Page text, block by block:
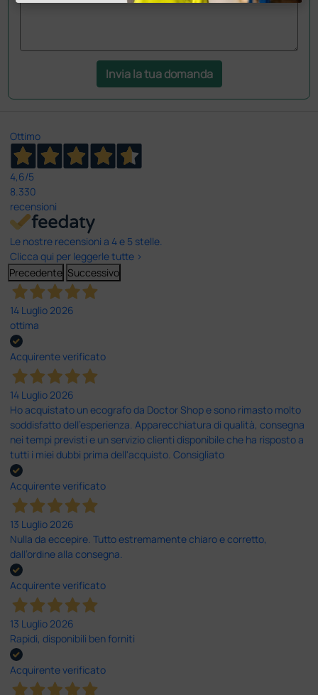
Invia la tua domanda
Ottimo
4,6/5
8.330
recensioni
Le nostre recensioni a 4 e 5 stelle.
Clicca qui per leggerle tutte >
Precedente Successivo
14 Luglio 2026
ottima
Acquirente verificato
14 Luglio 2026
Ho acquistato un ecografo da Doctor Shop e sono rimasto molto
soddisfatto dell'esperienza. Apparecchiatura di qualità, consegna
nei tempi previsti e un servizio clienti disponibile che ha risposto a
tutti i miei dubbi prima dell'acquisto. Consigliato
Acquirente verificato
13 Luglio 2026
Nulla da eccepire. Tutto estremamente chiaro e corretto,
dall’ordine alla consegna.
Acquirente verificato
13 Luglio 2026
Rapidi, disponibili ben forniti
Acquirente verificato